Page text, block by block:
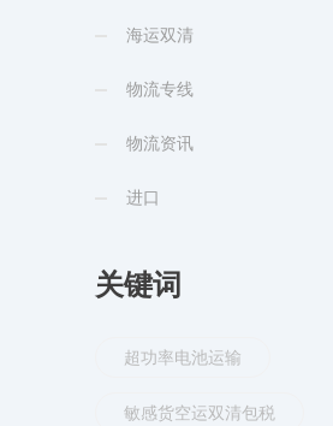
海运双清
物流专线
物流资讯
进口
关键词
超功率电池运输
敏感货空运双清包税